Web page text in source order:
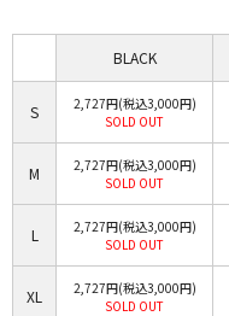
BLACK
S
2,727円(税込3,000円)
SOLD OUT
M
2,727円(税込3,000円)
SOLD OUT
L
2,727円(税込3,000円)
SOLD OUT
XL
2,727円(税込3,000円)
SOLD OUT